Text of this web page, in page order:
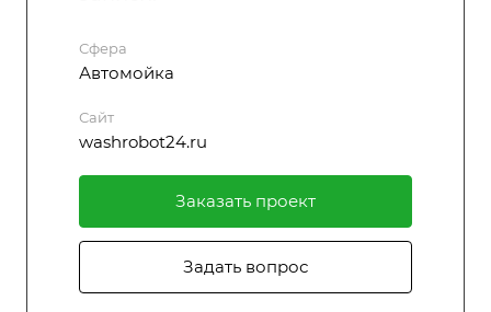
Сфера
Автомойка
Сайт
washrobot24.ru
Заказать проект
Задать вопрос